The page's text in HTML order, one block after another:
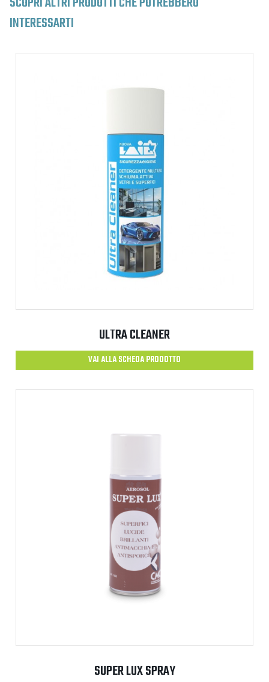
INTERESSARTI
ULTRA CLEANER
VAI ALLA SCHEDA PRODOTTO
SUPER LUX SPRAY